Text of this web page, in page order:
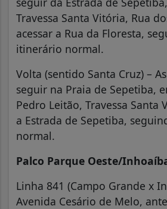
Travessa Santa Vitória, Rua
acessar a Rua da Floresta,
itinerário normal.
Volta (sentido Santa Cruz) –
seguir na Praia de Sepetiba,
Pedro Leitão, Travessa Santa
a Estrada de Sepetiba,
normal.
Palco Parque Oeste/
Linha 841 (Campo Grande x
Avenida Cesário de Melo,